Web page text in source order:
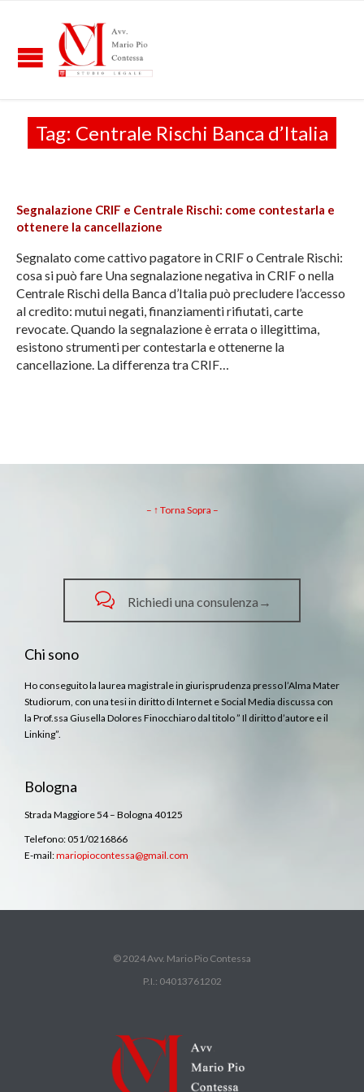
Tag: Centrale Rischi Banca d’Italia
Segnalazione CRIF e Centrale Rischi: come contestarla e
ottenere la cancellazione
Segnalato come cattivo pagatore in CRIF o Centrale Rischi:
cosa si può fare Una segnalazione negativa in CRIF o nella
Centrale Rischi della Banca d’Italia può precludere l’accesso
al credito: mutui negati, finanziamenti rifiutati, carte
revocate. Quando la segnalazione è errata o illegittima,
esistono strumenti per contestarla e ottenerne la
cancellazione. La differenza tra CRIF…
– ↑ Torna Sopra –
 Richiedi una consulenza→
Chi sono
Ho conseguito la laurea magistrale in giurisprudenza presso l’Alma Mater
Studiorum, con una tesi in diritto di Internet e Social Media discussa con
la Prof.ssa Giusella Dolores Finocchiaro dal titolo ” Il diritto d’autore e il
Linking”.
Bologna
Strada Maggiore 54 – Bologna 40125
Telefono: 051/0216866
E-mail:mariopiocontessa@gmail.com
© 2024 Avv. Mario Pio Contessa
P.I.: 04013761202